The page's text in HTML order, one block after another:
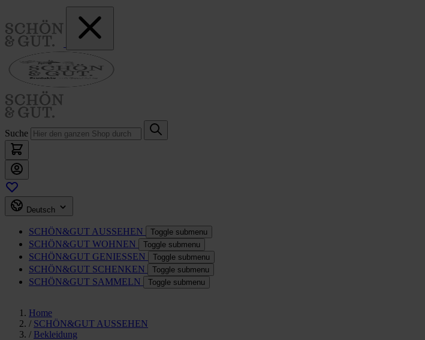
Suche
Deutsch
SCHÖN&GUT AUSSEHEN Toggle submenu
SCHÖN&GUT WOHNEN Toggle submenu
SCHÖN&GUT GENIESSEN Toggle submenu
SCHÖN&GUT SCHENKEN Toggle submenu
SCHÖN&GUT SAMMELN Toggle submenu
Home
/ SCHÖN&GUT AUSSEHEN
/ Bekleidung